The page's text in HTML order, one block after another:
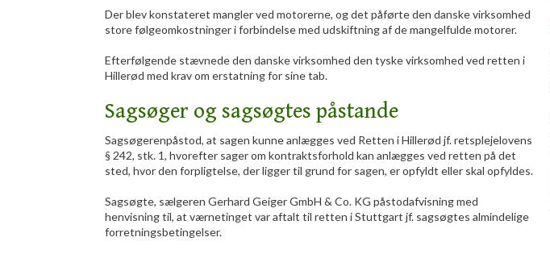
Der blev konstateret mangler ved motorerne, og det påførte den danske virksomhed
store følgeomkostninger i forbindelse med udskiftning af de mangelfulde motorer.
Efterfølgende stævnede den danske virksomhed den tyske virksomhed ved retten i
Hillerød med krav om erstatning for sine tab.
Sagsøger og sagsøgtes påstande
Sagsøgerenpåstod, at sagen kunne anlægges ved Retten i Hillerød jf. retsplejelovens
§ 242, stk. 1, hvorefter sager om kontraktsforhold kan anlægges ved retten på det
sted, hvor den forpligtelse, der ligger til grund for sagen, er opfyldt eller skal opfyldes.
Sagsøgte, sælgeren Gerhard Geiger GmbH & Co. KG påstodafvisning med
henvisning til, at værnetinget var aftalt til retten i Stuttgart jf. sagsøgtes almindelige
forretningsbetingelser.